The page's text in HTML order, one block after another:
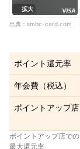
拡大
出典： smbc-card.com
ポイント還元率
年会費（税込）
ポイントアップ店
ポイントアップ店での
最大還元率